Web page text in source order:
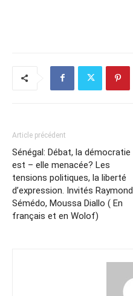
Article précédent
Sénégal: Débat, la démocratie
est – elle menacée? Les
tensions politiques, la liberté
d’expression. Invités Raymond
Sémédo, Moussa Diallo ( En
français et en Wolof)